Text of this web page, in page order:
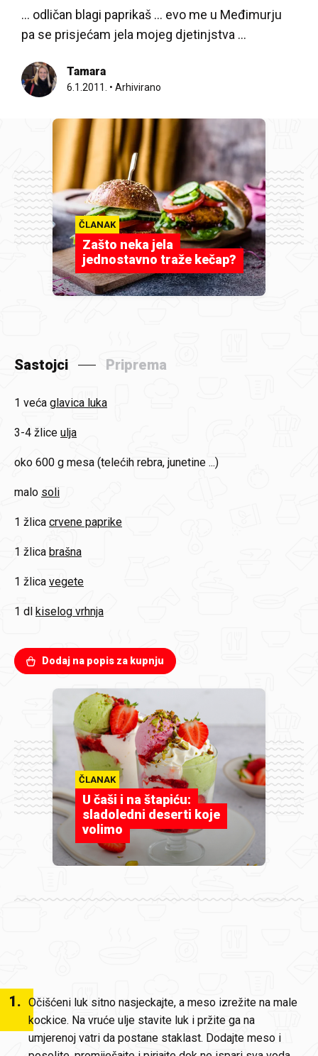
... odličan blagi paprikaš ... evo me u Međimurju
pa se prisjećam jela mojeg djetinjstva ...
Tamara
6.1.2011. • Arhivirano
ČLANAK
Zašto neka jela
jednostavno traže kečap?
Sastojci Priprema
1 veća glavica luka
3-4 žlice ulja
oko 600 g mesa (telećih rebra, junetine ...)
malo soli
1 žlica crvene paprike
1 žlica brašna
1 žlica vegete
1 dl kiselog vrhnja
Dodaj na popis za kupnju
ČLANAK
U čaši i na štapiću:
sladoledni deserti koje
volimo
1. Očišćeni luk sitno nasjeckajte, a meso izrežite na male
kockice. Na vruće ulje stavite luk i pržite ga na
umjerenoj vatri da postane staklast. Dodajte meso i